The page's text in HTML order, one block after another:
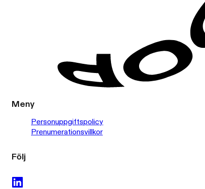
Meny
Personuppgiftspolicy
Prenumerationsvillkor
Följ